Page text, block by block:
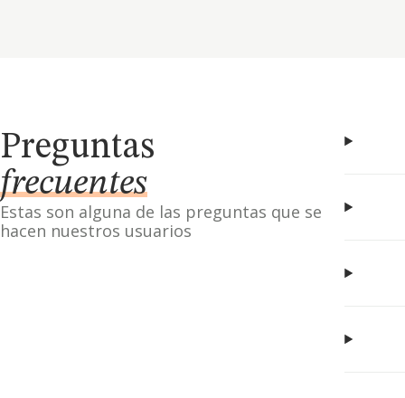
Preguntas
frecuentes
Estas son alguna de las preguntas que se
hacen nuestros usuarios